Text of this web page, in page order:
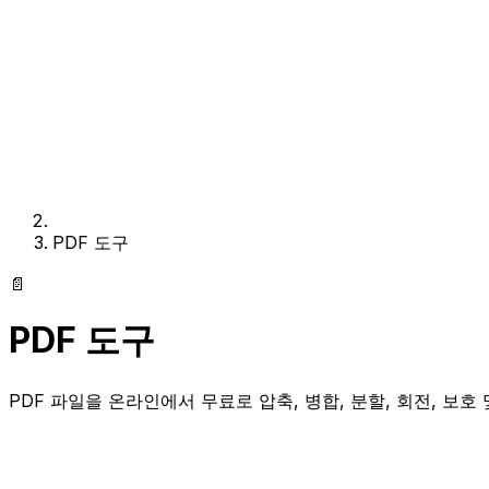
PDF 도구
📄
PDF 도구
PDF 파일을 온라인에서 무료로 압축, 병합, 분할, 회전, 보호